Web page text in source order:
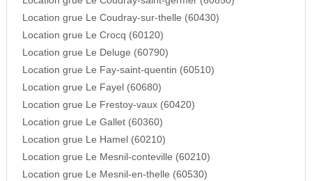
Location grue Le Coudray-sur-thelle (60430)
Location grue Le Crocq (60120)
Location grue Le Deluge (60790)
Location grue Le Fay-saint-quentin (60510)
Location grue Le Fayel (60680)
Location grue Le Frestoy-vaux (60420)
Location grue Le Gallet (60360)
Location grue Le Hamel (60210)
Location grue Le Mesnil-conteville (60210)
Location grue Le Mesnil-en-thelle (60530)